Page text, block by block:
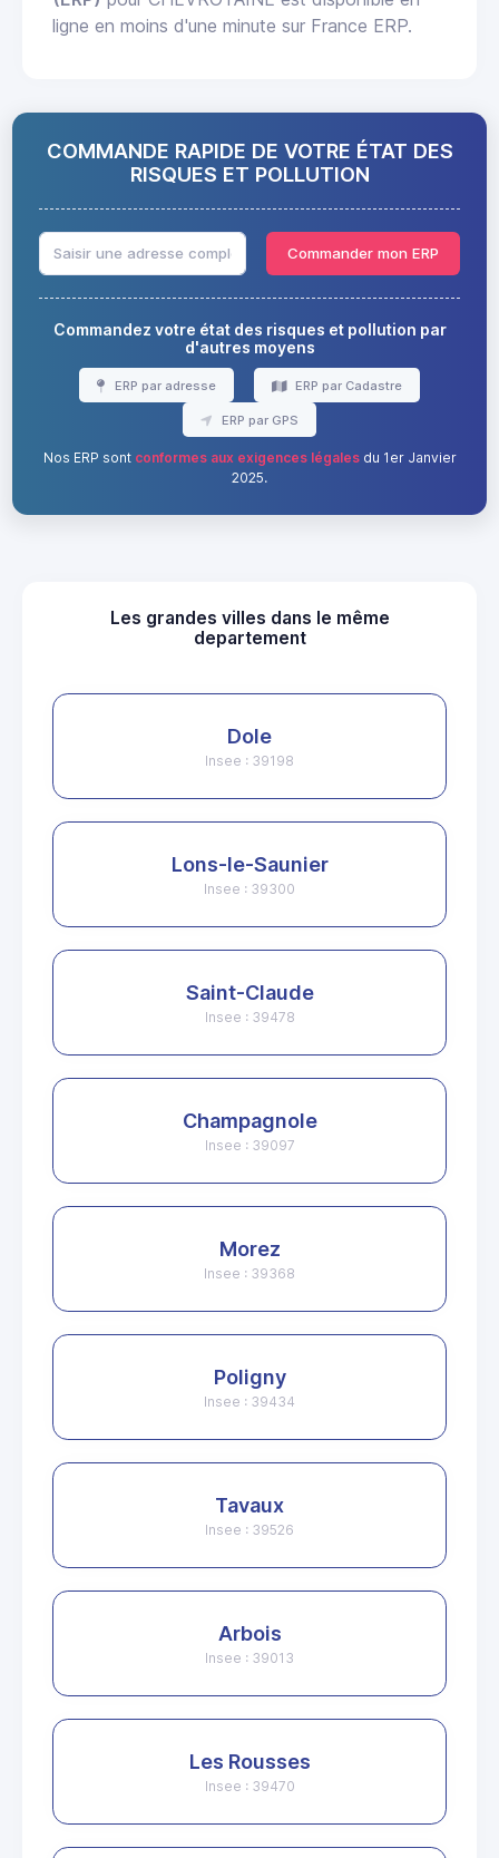
ligne en moins d'une minute sur France ERP.
COMMANDE RAPIDE DE VOTRE ÉTAT DES
RISQUES ET POLLUTION
Commander mon ERP
Commandez votre état des risques et pollution par
d'autres moyens
ERP par adresse ERP par Cadastre
ERP par GPS
Nos ERP sont conformes aux exigences légalesdu 1er Janvier
2025.
Les grandes villes dans le même
departement
Dole
Insee : 39198
Lons-le-Saunier
Insee : 39300
Saint-Claude
Insee : 39478
Champagnole
Insee : 39097
Morez
Insee : 39368
Poligny
Insee : 39434
Tavaux
Insee : 39526
Arbois
Insee : 39013
Les Rousses
Insee : 39470